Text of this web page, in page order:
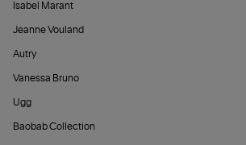
Isabel Marant
Jeanne Vouland
Autry
Vanessa Bruno
Ugg
Baobab Collection